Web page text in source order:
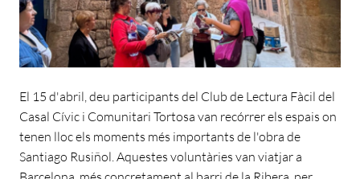
El 15 d'abril, deu participants del Club de Lectura Fàcil del
Casal Cívic i Comunitari Tortosa van recórrer els espais on
tenen lloc els moments més importants de l'obra de
Santiago Rusiñol. Aquestes voluntàries van viatjar a